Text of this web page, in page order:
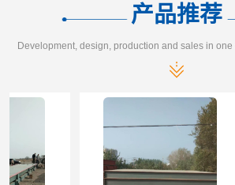
产品推荐